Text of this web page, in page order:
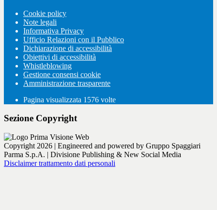
Cookie policy
Note legali
Informativa Privacy
Ufficio Relazioni con il Pubblico
Dichiarazione di accessibilità
Obiettivi di accessibilità
Whistleblowing
Gestione consensi cookie
Amministrazione trasparente
Pagina visualizzata 1576 volte
Sezione Copyright
Copyright 2026 | Engineered and powered by Gruppo Spaggiari
Parma S.p.A. | Divisione Publishing & New Social Media
Disclaimer trattamento dati personali